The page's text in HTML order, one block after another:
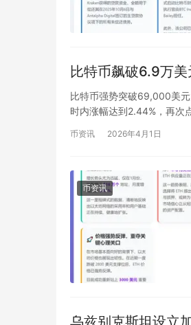
比特币飙破6.9万美
比特币强势突破69,000美
时内涨幅达到2.44%，再次
币资讯 2026年4月1日
币资讯
乌兹别克斯坦设立